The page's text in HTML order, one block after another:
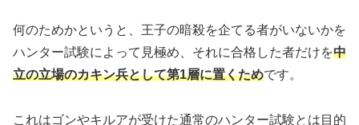
何のためかというと、王子の暗殺を企てる者がいないかを
ハンター試験によって見極め、それに合格した者だけを中
立の立場のカキン兵として第1層に置くためです。
これはゴンやキルアが受けた通常のハンター試験とは目的